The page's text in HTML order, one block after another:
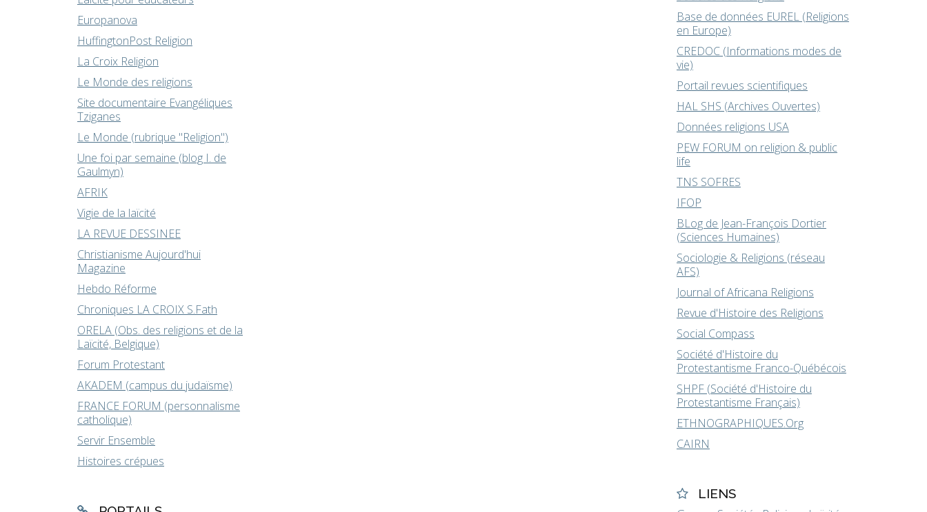
Europanova
HuffingtonPost Religion
La Croix Religion
Le Monde des religions
Site documentaire Evangéliques
Tziganes
Le Monde (rubrique "Religion")
Une foi par semaine (blog I. de
Gaulmyn)
AFRIK
Vigie de la laïcité
LA REVUE DESSINEE
Christianisme Aujourd'hui
Magazine
Hebdo Réforme
Chroniques LA CROIX S.Fath
ORELA (Obs. des religions et de la
Laïcité, Belgique)
Forum Protestant
AKADEM (campus du judaïsme)
FRANCE FORUM (personnalisme
catholique)
Servir Ensemble
Histoires crépues
Base de données EUREL (Religions
en Europe)
CREDOC (Informations modes de
vie)
Portail revues scientifiques
HAL SHS (Archives Ouvertes)
Données religions USA
PEW FORUM on religion & public
life
TNS SOFRES
IFOP
BLog de Jean-François Dortier
(Sciences Humaines)
Sociologie & Religions (réseau
AFS)
Journal of Africana Religions
Revue d'Histoire des Religions
Social Compass
Société d'Histoire du
Protestantisme Franco-Québécois
SHPF (Société d'Histoire du
Protestantisme Français)
ETHNOGRAPHIQUES.Org
CAIRN
LIENS